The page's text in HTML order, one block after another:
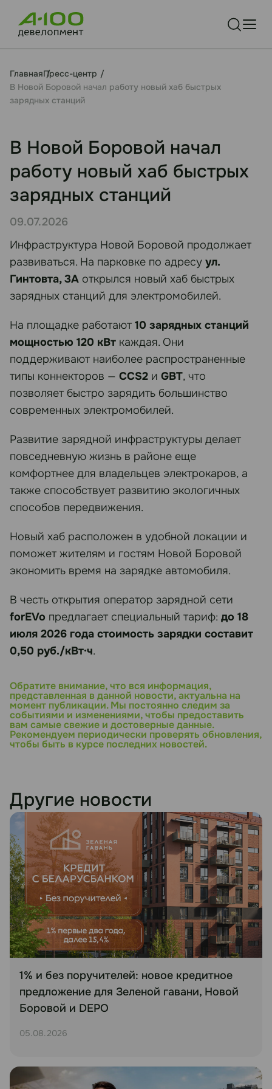
ГлавнаяПресс-центр
В Новой Боровой начал работу новый хаб быстрых
зарядных станций
В Новой Боровой начал
работу новый хаб быстрых
зарядных станций
09.07.2026
Инфраструктура Новой Боровой продолжает
развиваться. На парковке по адресу ул.
Гинтовта, 3А открылся новый хаб быстрых
зарядных станций для электромобилей.
На площадке работают 10 зарядных станций
мощностью 120 кВт каждая. Они
поддерживают наиболее распространенные
типы коннекторов — CCS2 и GBT, что
позволяет быстро зарядить большинство
современных электромобилей.
Развитие зарядной инфраструктуры делает
повседневную жизнь в районе еще
комфортнее для владельцев электрокаров, а
также способствует развитию экологичных
способов передвижения.
Новый хаб расположен в удобной локации и
поможет жителям и гостям Новой Боровой
экономить время на зарядке автомобиля.
В честь открытия оператор зарядной сети
forEVo предлагает специальный тариф: до 18
июля 2026 года стоимость зарядки составит
0,50 руб./кВт·ч.
Обратите внимание, что вся информация,
представленная в данной новости, актуальна на
момент публикации. Мы постоянно следим за
событиями и изменениями, чтобы предоставить
вам самые свежие и достоверные данные.
Рекомендуем периодически проверять обновления,
чтобы быть в курсе последних новостей.
Другие новости
1% и без поручителей: новое кредитное
предложение для Зеленой гавани, Новой
Боровой и DEPO
05.08.2026